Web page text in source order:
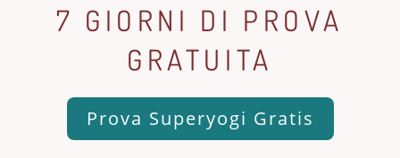
7 GIORNI DI PROVA
GRATUITA
Prova Superyogi Gratis